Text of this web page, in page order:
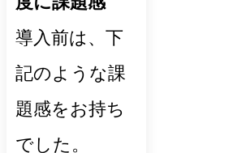
導入前は、下
記のような課
題感をお持ち
でした。